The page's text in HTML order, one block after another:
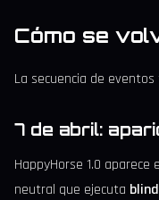
Cómo se
La secuencia de
7 de abril:
HappyHorse 1.0 aparece
neutral que ejecuta